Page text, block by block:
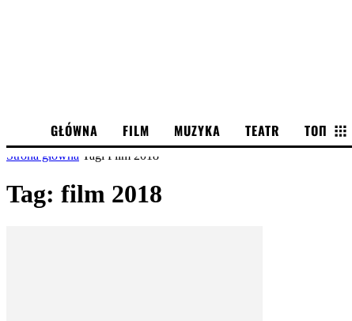
GŁÓWNA FILM MUZYKA TEATR ТОП
Strona główna Tagi Film 2018
Tag: film 2018